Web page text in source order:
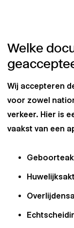
Welke
Wij accepteren
voor zowel
verkeer. Hier is
vaakst van een